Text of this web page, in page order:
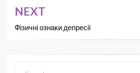
NEXT
Фізичні ознаки депресії